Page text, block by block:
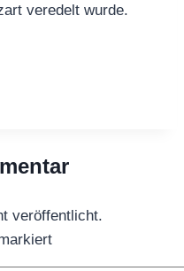
veredelt wurde.
veröffentlicht.